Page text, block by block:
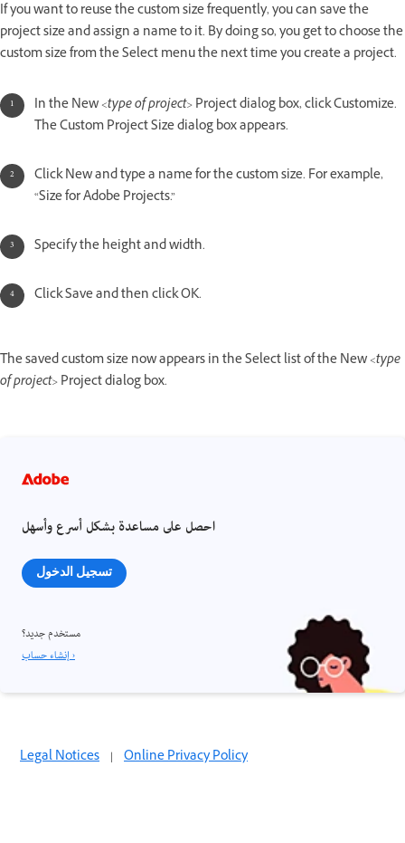
If you want to reuse the custom size frequently, you can save the
project size and assign a name to it. By doing so, you get to choose the
custom size from the Select menu the next time you create a project.
In the New<type of project>Project dialog box, click Customize.
The Custom Project Size dialog box appears.
Click New and type a name for the custom size. For example,
“Size for Adobe Projects.”
Specify the height and width.
Click Save and then click OK.
The saved custom size now appears in the Select list of the New<type
of project>Project dialog box.
احصل على مساعدة بشكل أسرع وأسهل
تسجيل الدخول
مستخدم جديد؟
إنشاء حساب ›
Legal Notices | Online Privacy Policy